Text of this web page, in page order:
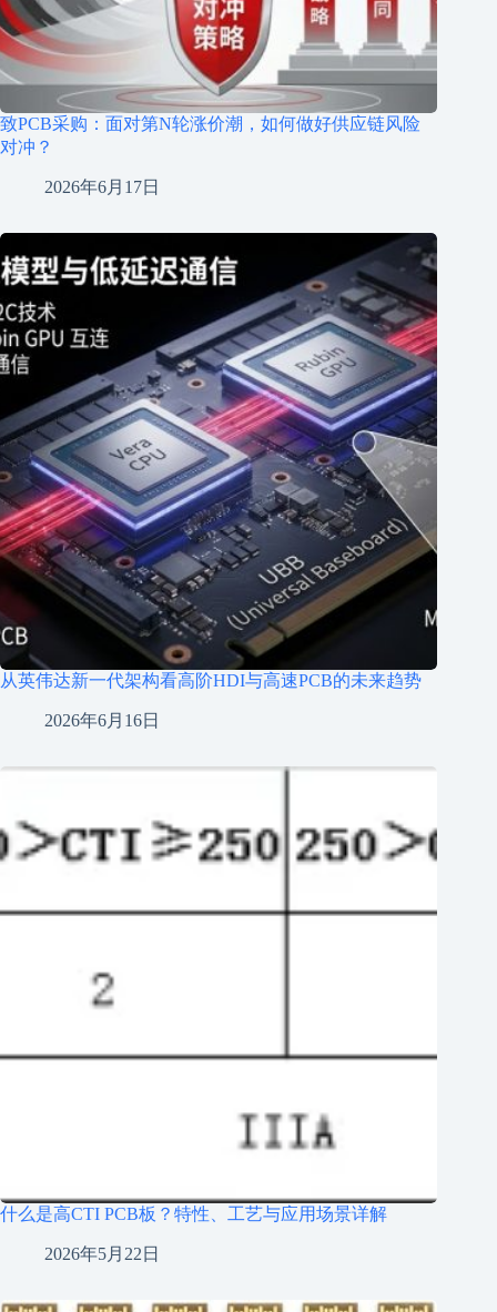
致PCB采购：面对第N轮涨价潮，如何做好供应链风险
对冲？
2026年6月17日
从英伟达新一代架构看高阶HDI与高速PCB的未来趋势
2026年6月16日
什么是高CTI PCB板？特性、工艺与应用场景详解
2026年5月22日